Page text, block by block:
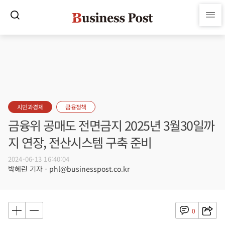
시민과경제 금융정책
금융위 공매도 전면금지 2025년 3월30일까
지 연장, 전산시스템 구축 준비
2024-06-13 16:40:04
박혜린 기자 - phl@businesspost.co.kr
0